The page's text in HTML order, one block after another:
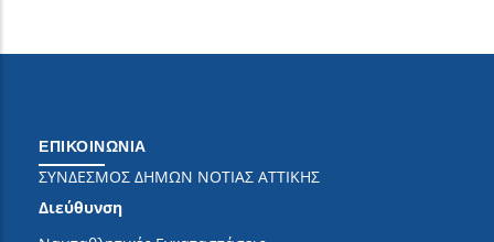
ΕΠΙΚΟΙΝΩΝΙΑ
ΣΥΝΔΕΣΜΟΣ ΔΗΜΩΝ ΝΟΤΙΑΣ ΑΤΤΙΚΗΣ
Διεύθυνση